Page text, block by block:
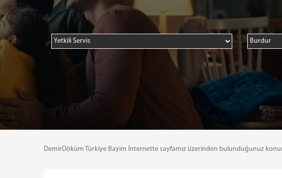
DemirDöküm Türkiye Bayim İnternette sayfamız üzerinden bulunduğunuz